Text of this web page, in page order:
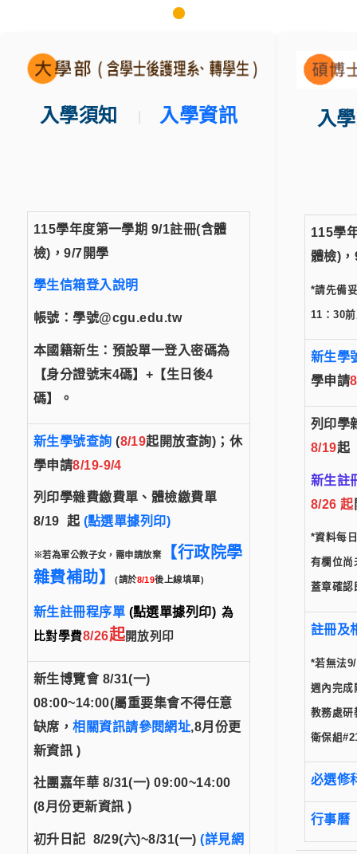
入學須知 入學資訊
115學年度第一學期 9/1註冊(含體
檢)，9/7開學
學生信箱登入說明
帳號：學號@cgu.edu.tw
本國籍新生：預設單一登入密碼為
【身分證號末4碼】+【生日後4
碼】。
新生學號查詢 (8/19起開放查詢) ； 休
學申請8/19-9/4
列印學雜費繳費單、體檢繳費單
8/19 起 (點選單據列印)
※若為軍公教子女，需申請放棄【行政院學
雜費補助】(請於8/19後上線填單)
新生註冊程序單 (點選單據列印) 為
比對學費8/26起開放列印
新生博覽會 8/31(一)
08:00~14:00(屬重要集會不得任意
缺席，相關資訊請參閱網址,8月份更
新資訊 )
社團嘉年華 8/31(一) 09:00~14:00
(8月份更新資訊 )
初升日記 8/29(六)~8/31(一)(詳見網
入學
115學
體檢)
*請先備
11：30
新生學
學申請
列印學
8/19起
新生註
8/26起
*資料每
有欄位尚
蓋章確認
註冊及
*若無法
週內完成
教務處研
衛保組
必選修
行事曆